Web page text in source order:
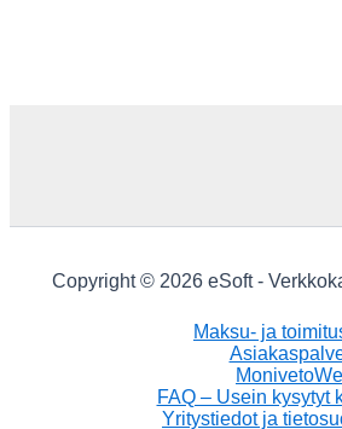
Copyright © 2026 eSoft -
Maksu- ja
FAQ – Usein kysytyt
Yritystiedot ja